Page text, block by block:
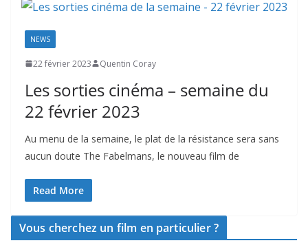
NEWS
22 février 2023 Quentin Coray
Les sorties cinéma – semaine du
22 février 2023
Au menu de la semaine, le plat de la résistance sera sans
aucun doute The Fabelmans, le nouveau film de
Read More
Vous cherchez un film en particulier ?